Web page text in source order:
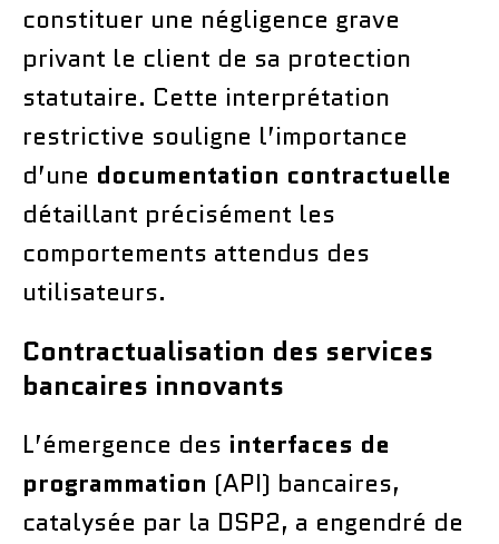
constituer une négligence grave
privant le client de sa protection
statutaire. Cette interprétation
restrictive souligne l’importance
d’une documentation contractuelle
détaillant précisément les
comportements attendus des
utilisateurs.
Contractualisation des services
bancaires innovants
L’émergence des interfaces de
programmation (API) bancaires,
catalysée par la DSP2, a engendré de